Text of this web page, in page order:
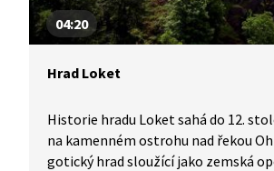
04:20
Hrad Loket
Historie hradu Loket sahá do 12.
na kamenném ostrohu nad řekou
gotický hrad sloužící jako zemská